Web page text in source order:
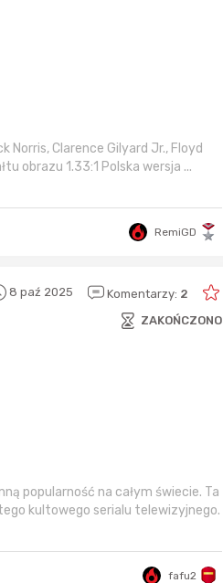
Norris, Clarence Gilyard Jr., Floyd
obrazu ‎1.33:1 Polska wersja ...
RemiGD
8 paź 2025 Komentarzy: 2
ZAKOŃCZONO
popularność na całym świecie. Ta
kultowego serialu telewizyjnego.
fafu2